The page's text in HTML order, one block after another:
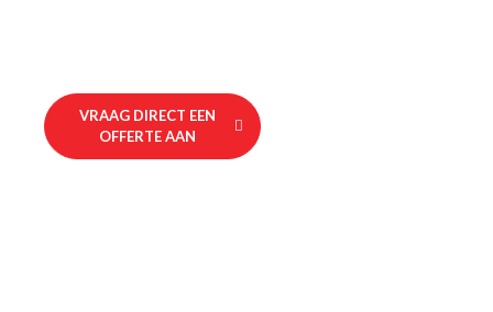
VRAAG DIRECT EEN
OFFERTE AAN